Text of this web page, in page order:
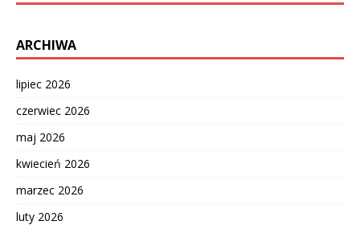
ARCHIWA
lipiec 2026
czerwiec 2026
maj 2026
kwiecień 2026
marzec 2026
luty 2026